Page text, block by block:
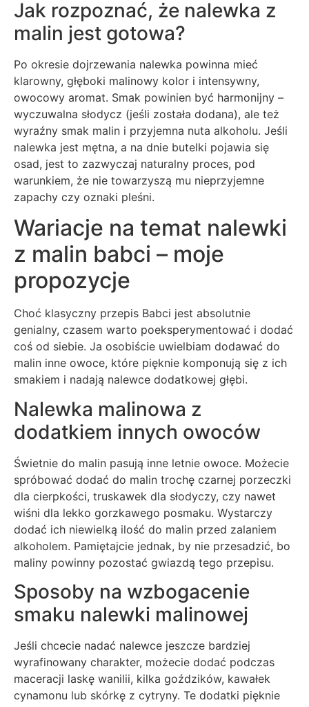
Jak rozpoznać, że nalewka z
malin jest gotowa?
Po okresie dojrzewania nalewka powinna mieć
klarowny, głęboki malinowy kolor i intensywny,
owocowy aromat. Smak powinien być harmonijny –
wyczuwalna słodycz (jeśli została dodana), ale też
wyraźny smak malin i przyjemna nuta alkoholu. Jeśli
nalewka jest mętna, a na dnie butelki pojawia się
osad, jest to zazwyczaj naturalny proces, pod
warunkiem, że nie towarzyszą mu nieprzyjemne
zapachy czy oznaki pleśni.
Wariacje na temat nalewki
z malin babci – moje
propozycje
Choć klasyczny przepis Babci jest absolutnie
genialny, czasem warto poeksperymentować i dodać
coś od siebie. Ja osobiście uwielbiam dodawać do
malin inne owoce, które pięknie komponują się z ich
smakiem i nadają nalewce dodatkowej głębi.
Nalewka malinowa z
dodatkiem innych owoców
Świetnie do malin pasują inne letnie owoce. Możecie
spróbować dodać do malin trochę czarnej porzeczki
dla cierpkości, truskawek dla słodyczy, czy nawet
wiśni dla lekko gorzkawego posmaku. Wystarczy
dodać ich niewielką ilość do malin przed zalaniem
alkoholem. Pamiętajcie jednak, by nie przesadzić, bo
maliny powinny pozostać gwiazdą tego przepisu.
Sposoby na wzbogacenie
smaku nalewki malinowej
Jeśli chcecie nadać nalewce jeszcze bardziej
wyrafinowany charakter, możecie dodać podczas
maceracji laskę wanilii, kilka goździków, kawałek
cynamonu lub skórkę z cytryny. Te dodatki pięknie